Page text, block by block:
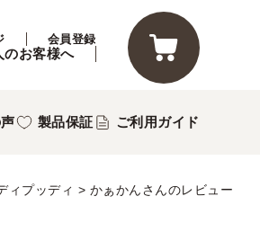
会員登録
のお客様へ
製品保証 ご利用ガイド
ィプッディ かぁかんさんのレビュー